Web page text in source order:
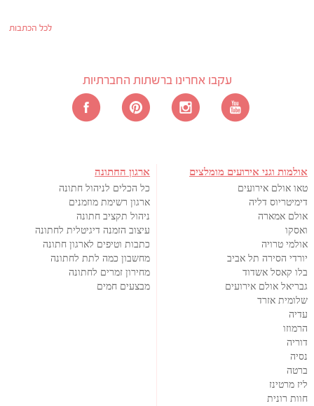
לכל הכתבות
עקבו אחרינו ברשתות החברתיות
אולמות וגני אירועים מומלצים
טאו אולם אירועים
דימיטריוס דליה
אולם אמארה
ואסקו
אולמי טרויה
יורדי הסירה תל אביב
בלו קאסל אשדוד
גבריאל אולם אירועים
שלומית אזרד
עדיה
הרמוזו
דוריה
נסיה
ברטה
ליז מרטינז
חוות רונית
ארגון החתונה
כל הכלים לניהול חתונה
ארגון רשימת מוזמנים
ניהול תקציב חתונה
עיצוב הזמנה דיגיטלית לחתונה
כתבות וטיפים לארגון חתונה
מחשבון כמה לתת לחתונה
מחירון זמרים לחתונה
מבצעים חמים